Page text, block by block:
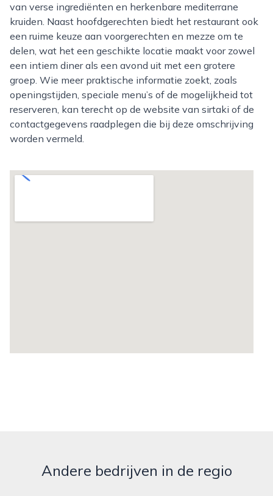
van verse ingrediënten en herkenbare mediterrane
kruiden. Naast hoofdgerechten biedt het restaurant ook
een ruime keuze aan voorgerechten en mezze om te
delen, wat het een geschikte locatie maakt voor zowel
een intiem diner als een avond uit met een grotere
groep. Wie meer praktische informatie zoekt, zoals
openingstijden, speciale menu’s of de mogelijkheid tot
reserveren, kan terecht op de website van sirtaki of de
contactgegevens raadplegen die bij deze omschrijving
worden vermeld.
Andere bedrijven in de regio